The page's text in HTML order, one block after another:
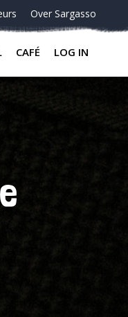
Over Sargasso
CAFÉ LOG IN